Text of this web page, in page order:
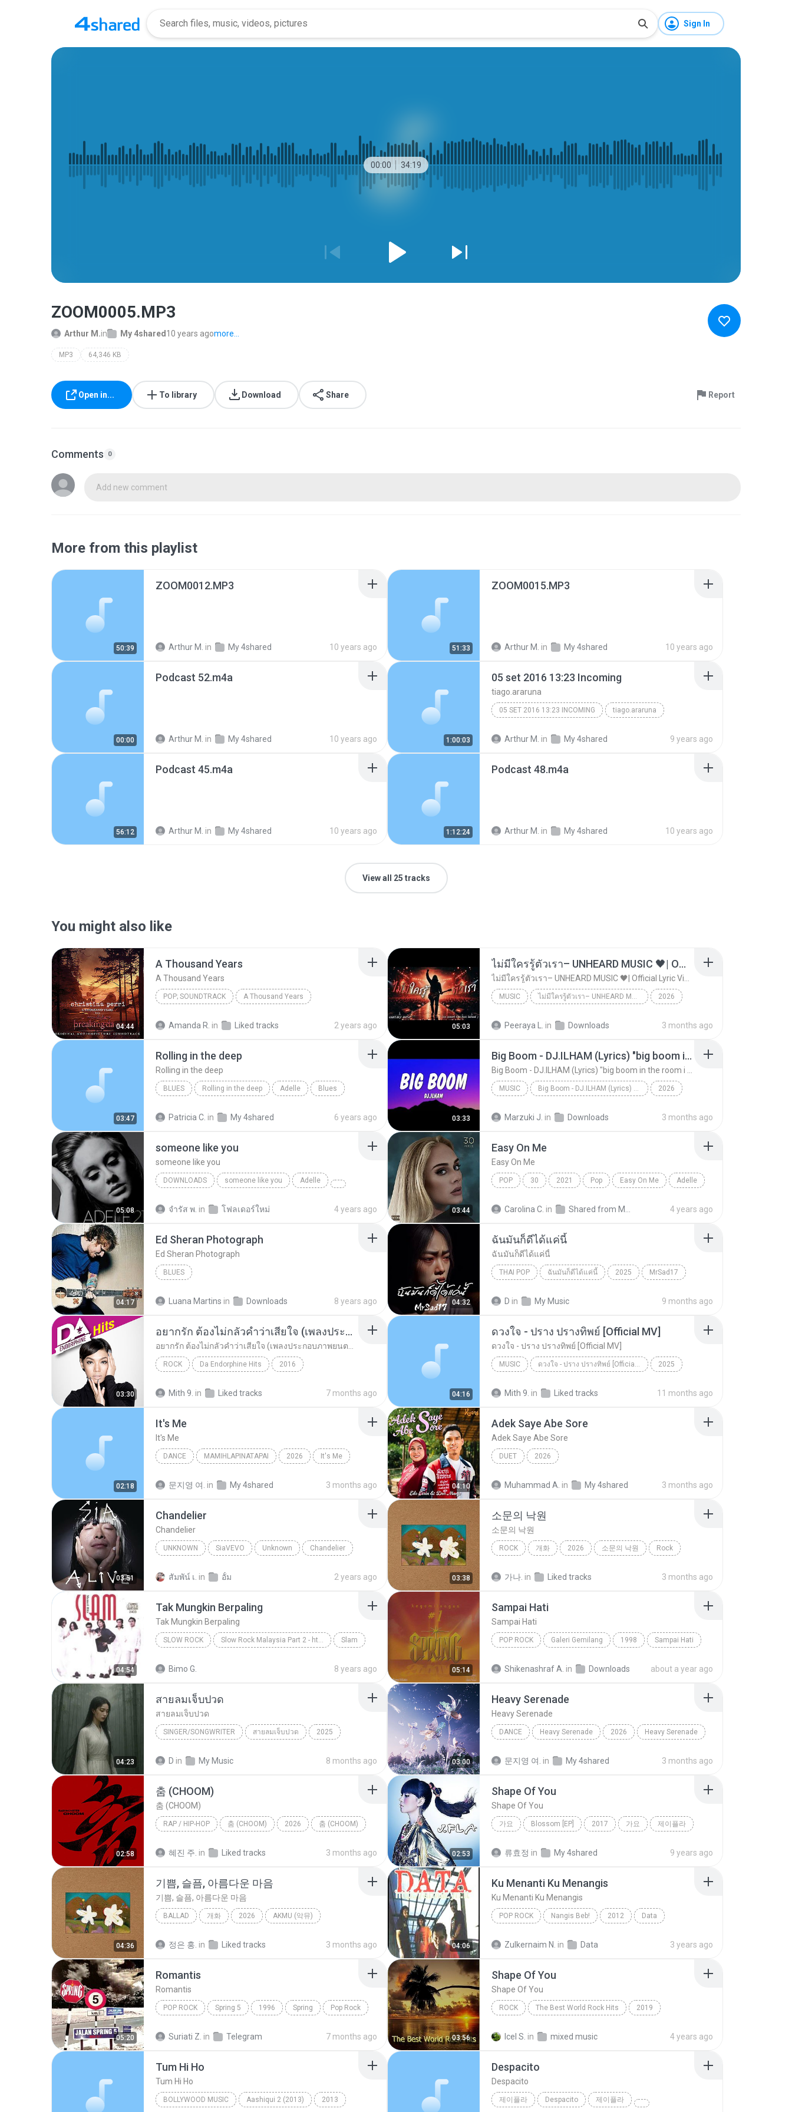
Sign In
00:00 34:19
ZOOM0005.MP3
Arthur M.in My 4shared 10 years agomore...
MP3 64,346 KB
Open in... To library Download Share Report
Comments 0
Add new comment
More from this playlist
50:39
ZOOM0012.MP3
Arthur M. in My 4shared 10 years ago 51:33
ZOOM0015.MP3
Arthur M. in My 4shared 10 years ago
00:00
Podcast 52.m4a
Arthur M. in My 4shared 10 years ago 1:00:03
05 set 2016 13:23 Incoming
tiago.araruna
05 SET 2016 13:23 INCOMING tiago.araruna
Arthur M. in My 4shared 9 years ago
56:12
Podcast 45.m4a
Arthur M. in My 4shared 10 years ago 1:12:24
Podcast 48.m4a
Arthur M. in My 4shared 10 years ago
View all 25 tracks
You might also like
04:44
A Thousand Years
A Thousand Years
POP; SOUNDTRACK A Thousand Years
Amanda R. in Liked tracks 2 years ago 05:03
ไม่มีใครรู้ตัวเรา– UNHEARD MUSIC 🖤| Official Lyric Video | เพลงสู้ชีวิต
MUSIC ไม่มีใครรู้ตัวเรา– UNHEARD MUSIC 🖤| Official Lyric Video | เพลงสู้ชีวิต 2026
Peeraya L. in Downloads 3 months ago
03:47
Rolling in the deep
Rolling in the deep
BLUES Rolling in the deep Adelle Blues
Patricia C. in My 4shared 6 years ago 03:33
Big Boom - DJ.ILHAM (Lyrics) "big boom in the room i go kaboom"
MUSIC Big Boom - DJ.ILHAM (Lyrics) "big boom in the room i go kaboom" 2026
Marzuki J. in Downloads 3 months ago
05:08
someone like you
someone like you
DOWNLOADS someone like you Adelle
จํารัส พ. in โฟลเดอร์ใหม่ 4 years ago 03:44
Easy On Me
Easy On Me
POP 30 2021 Pop Easy On Me Adelle
Carolina C. in 4 years ago
04:17
Ed Sheran Photograph
Ed Sheran Photograph
BLUES
Luana Martins in Downloads 8 years ago 04:32
ฉันมันก็ดีได้แค่นี้
ฉันมันก็ดีได้แค่นี้
THAI POP ฉันมันก็ดีได้แค่นี้ 2025 MrSad17
D in My Music 9 months ago
03:30
อยากรัก ต้องไม่กลัวคำว่าเสียใจ (เพลงประกอบภาพยนตร์ รัก 7 ปี ดี 7 หน)
ROCK Da Endorphine Hits 2016
Mith 9. in Liked tracks 7 months ago 04:16
ดวงใจ - ปราง ปรางทิพย์ [Official MV]
ดวงใจ - ปราง ปรางทิพย์ [Official MV]
MUSIC ดวงใจ - ปราง ปรางทิพย์ [Official MV] 2025
Mith 9. in Liked tracks 11 months ago
02:18
It′s Me
It′s Me
DANCE MAMIHLAPINATAPAI 2026 It′s Me
문지영 여. in My 4shared 3 months ago 04:10
Adek Saye Abe Sore
Adek Saye Abe Sore
DUET 2026
Muhammad A. in My 4shared 3 months ago
03:51
Chandelier
Chandelier
UNKNOWN SiaVEVO Unknown Chandelier
สัมพัน์ เ. in อั้ม 2 years ago 03:38
소문의 낙원
소문의 낙원
ROCK 개화 2026 소문의 낙원 Rock
가나. in Liked tracks 3 months ago
04:54
Tak Mungkin Berpaling
Tak Mungkin Berpaling
SLOW ROCK Slow Rock Malaysia Part 2 - http://idws.in/310179 Slam
Bimo G. 8 years ago 05:14
Sampai Hati
Sampai Hati
POP ROCK Galeri Gemilang 1998 Sampai Hati
Shikenashraf A. in Downloads about a year ago
04:23
สายลมเจ็บปวด
สายลมเจ็บปวด
SINGER/SONGWRITER สายลมเจ็บปวด 2025
D in My Music 8 months ago 03:00
Heavy Serenade
Heavy Serenade
DANCE Heavy Serenade 2026 Heavy Serenade
문지영 여. in My 4shared 3 months ago
02:58
춤 (CHOOM)
춤 (CHOOM)
RAP / HIP-HOP 춤 (CHOOM) 2026 춤 (CHOOM)
혜진 주. in Liked tracks 3 months ago 02:53
Shape Of You
Shape Of You
가요 Blossom [EP] 2017 가요 제이플라
류효정 in My 4shared 9 years ago
04:36
기쁨, 슬픔, 아름다운 마음
기쁨, 슬픔, 아름다운 마음
BALLAD 개화 2026 AKMU (악뮤)
정은 홍. in Liked tracks 3 months ago 04:06
Ku Menanti Ku Menangis
Ku Menanti Ku Menangis
POP ROCK Nangis Beb! 2012 Data
Zulkernaim N. in Data 3 years ago
05:20
Romantis
Romantis
POP ROCK Spring 5 1996 Spring Pop Rock
Suriati Z. in Telegram 7 months ago 03:56
Shape Of You
Shape Of You
ROCK The Best World Rock Hits 2019
Icel S. in mixed music 4 years ago
Tum Hi Ho
Tum Hi Ho
BOLLYWOOD MUSIC Aashiqui 2 (2013) 2013
Despacito
Despacito
제이플라 Despacito 제이플라